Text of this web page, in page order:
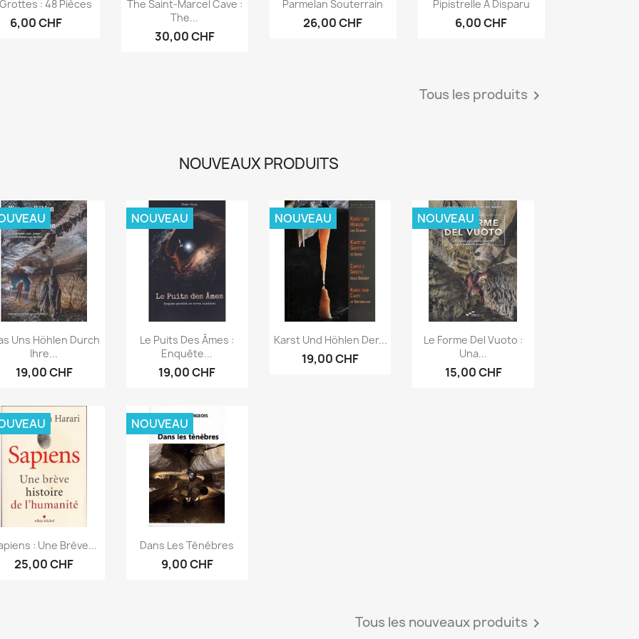
: 48 Pièces
6,00 CHF
The Saint-Marcel Cave :
The...
30,00 CHF
Parmelan Souterrain
26,00 CHF
Pipistrelle A Disparu
6,00 CHF
Tous les produits 
NOUVEAUX PRODUITS
Aperçu rapide
Uns Höhlen Durch
Ihre...
19,00 CHF
Aperçu rapide
Le Puits Des Âmes :
Enquête...
19,00 CHF
NOUVEAU
Aperçu rapide
Karst Und Höhlen Der...
19,00 CHF
NOUVEAU
Aperçu rapide
Le Forme Del Vuoto :
Una...
15,00 CHF
NOUVEAU
Aperçu rapide
: Une Brève...
25,00 CHF
Aperçu rapide
Dans Les Ténébres
9,00 CHF
NOUVEAU
Tous les nouveaux produits 